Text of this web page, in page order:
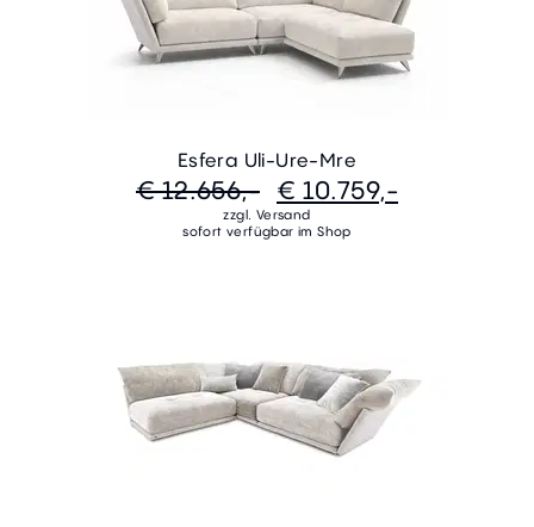
Esfera Uli-Ure-Mre
€ 12.656,- € 10.759,-
zzgl. Versand
sofort verfügbar im Shop